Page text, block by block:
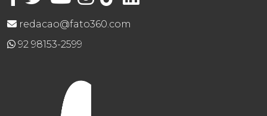
redacao@fato360.com
92 98153-2599